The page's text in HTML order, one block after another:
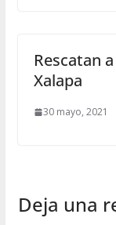
Rescatan
Xalapa
30 mayo, 2021
Deja una